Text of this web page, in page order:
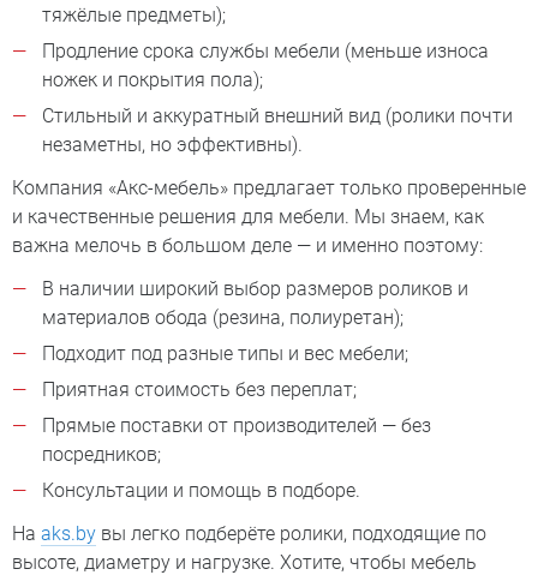
тяжёлые предметы);
Продление срока службы мебели (меньше износа
ножек и покрытия пола);
Стильный и аккуратный внешний вид (ролики почти
незаметны, но эффективны).
Компания «Акс-мебель» предлагает только проверенные
и качественные решения для мебели. Мы знаем, как
важна мелочь в большом деле — и именно поэтому:
В наличии широкий выбор размеров роликов и
материалов обода (резина, полиуретан);
Подходит под разные типы и вес мебели;
Приятная стоимость без переплат;
Прямые поставки от производителей — без
посредников;
Консультации и помощь в подборе.
На aks.by вы легко подберёте ролики, подходящие по
высоте, диаметру и нагрузке. Хотите, чтобы мебель